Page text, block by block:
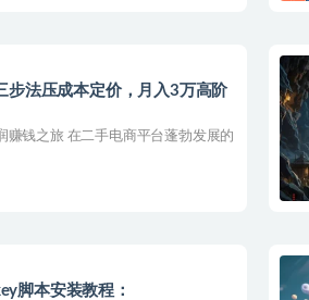
步法压成本定价，月入3万高阶
钱之旅 在二手电商平台蓬勃发展的
脚本安装教程：